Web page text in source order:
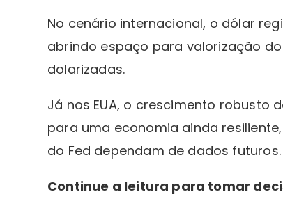
No cenário internacional, o dólar
abrindo espaço para valorização
dolarizadas.
Já nos EUA, o crescimento robusto
para uma economia ainda
do Fed dependam de dados futuros.
Continue a leitura para tomar